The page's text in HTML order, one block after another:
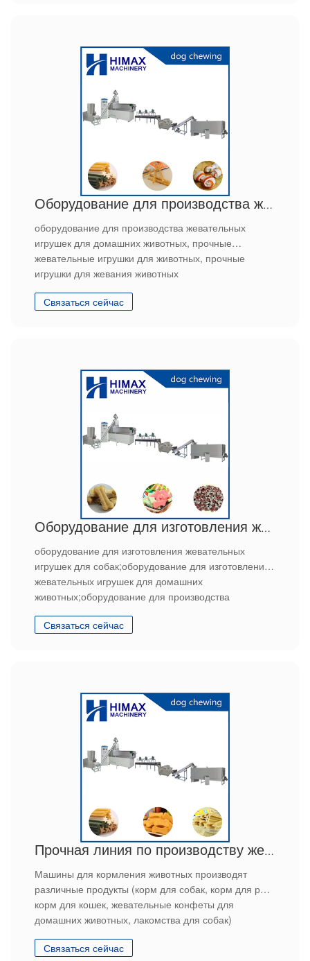
Оборудование для производства жевательных игрушек для домашних животных
оборудование для производства жевательных
игрушек для домашних животных, прочные
жевательные игрушки для животных, прочные
игрушки для жевания животных
Связаться сейчас
Оборудование для изготовления жевательных игрушек для собак
оборудование для изготовления жевательных
игрушек для собак;оборудование для изготовления
жевательных игрушек для домашних
животных;оборудование для производства
Связаться сейчас
Прочная линия по производству жевательных игрушек для домашних животных
Машины для кормления животных производят
различные продукты (корм для собак, корм для рыб,
корм для кошек, жевательные конфеты для
домашних животных, лакомства для собак)
машина для кормления собак, машина для
Связаться сейчас